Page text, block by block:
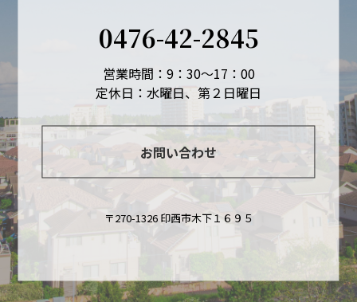
0476-42-2845
営業時間：9：30～17：00
定休日：水曜日、第２日曜日
お問い合わせ
〒270-1326 印西市木下１６９５